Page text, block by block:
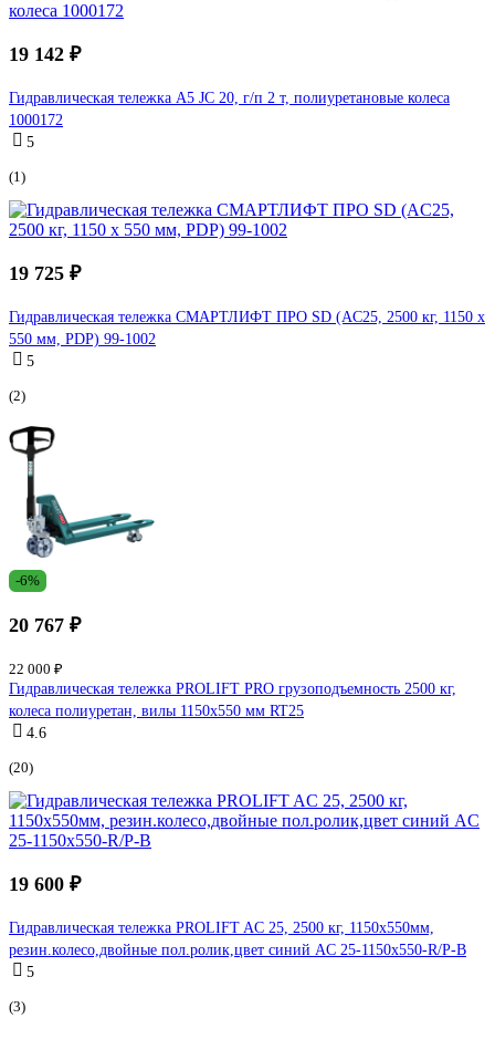
19 142 ₽
Гидравлическая тележка А5 JC 20, г/п 2 т, полиуретановые колеса
1000172
5
(1)
19 725 ₽
Гидравлическая тележка СМАРТЛИФТ ПРО SD (AC25, 2500 кг, 1150 x
550 мм, PDP) 99-1002
5
(2)
-6%
20 767 ₽
22 000 ₽
Гидравлическая тележка PROLIFT PRO грузоподъемность 2500 кг,
колеса полиуретан, вилы 1150x550 мм RT25
4.6
(20)
19 600 ₽
Гидравлическая тележка PROLIFT AC 25, 2500 кг, 1150х550мм,
резин.колесо,двойные пол.ролик,цвет синий AC 25-1150x550-R/P-B
5
(3)